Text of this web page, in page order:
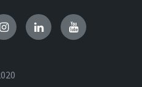
InstagramLinkedInYouTube